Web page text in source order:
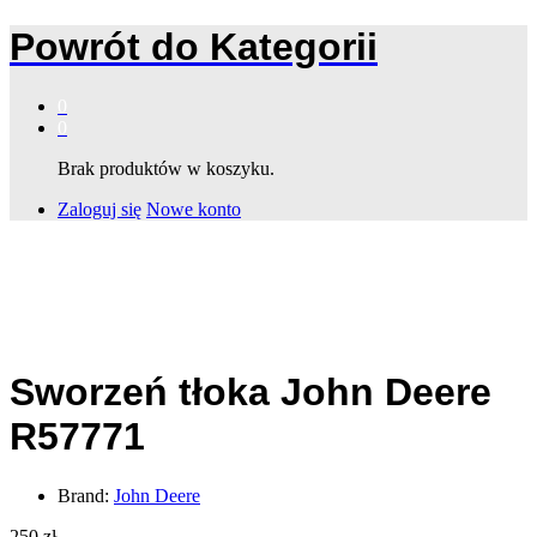
Powrót do Kategorii
Brak produktów w koszyku.
Zaloguj się Nowe konto
Sworzeń tłoka John Deere
R57771
Brand: John Deere